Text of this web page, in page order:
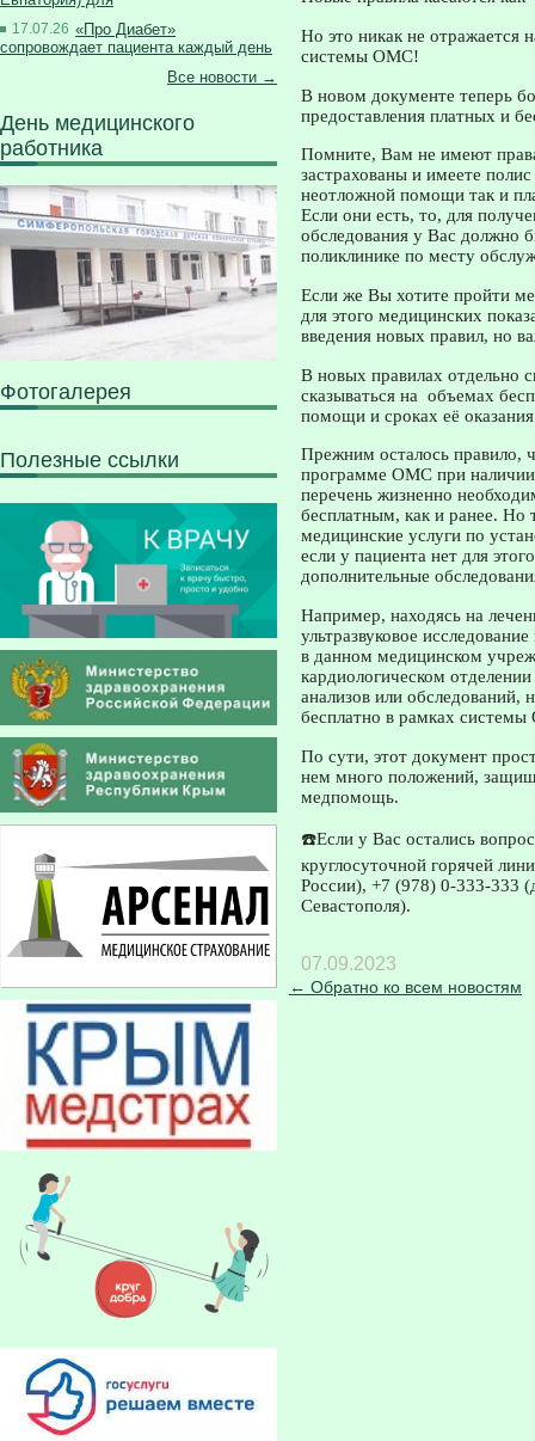
17.07.26 «Про Диабет»
сопровождает пациента каждый день
Все новости →
День медицинского
работника
Фотогалерея
Полезные ссылки
Но это никак не отражается
системы ОМС!
В новом документе теперь
предоставления платных и
Помните, Вам не имеют
застрахованы и имеете
неотложной помощи так и
Если они есть, то, для
обследования у Вас должно
поликлинике по месту
Если же Вы хотите пройти
для этого медицинских
введения новых правил, но
В новых правилах отдельно
сказываться на объемах
помощи и сроках её
Прежним осталось правило,
программе ОМС при наличии
перечень жизненно
бесплатным, как и ранее. Но
медицинские услуги по
если у пациента нет для
дополнительные
Например, находясь на
ультразвуковое
в данном медицинском
кардиологическом
анализов или обследований,
бесплатно в рамках
По сути, этот документ
нем много положений,
медпомощь.
☎️Если у Вас остались
круглосуточной горячей
России), +7 (978) 0-333-333
Севастополя).
07.09.2023
← Обратно ко всем новостям